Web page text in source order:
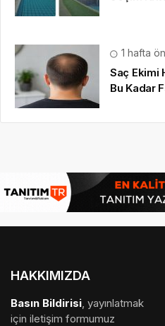
1 hafta
Saç Ekimi
Bu Kadar
HAKKIMIZDA
Basın Bildirisi, yayınlatmak
için iletişim formumuz